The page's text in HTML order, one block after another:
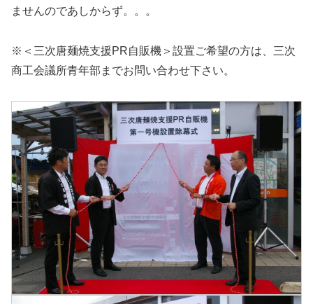
ませんのであしからず。。。
※＜三次唐麺焼支援PR自販機＞設置ご希望の方は、三次
商工会議所青年部までお問い合わせ下さい。